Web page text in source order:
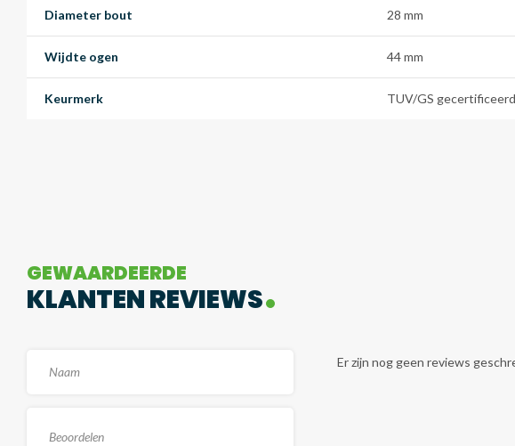
Diameter bout 28 mm
Wijdte ogen 44 mm
Keurmerk TUV/GS gecertificeerd
GEWAARDEERDE
KLANTEN REVIEWS
Er zijn nog geen reviews